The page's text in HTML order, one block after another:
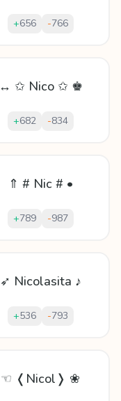
+656 -766
↔ ✩ Nico ✩ ♚
+682 -834
⇑ # Nic # •
+789 -987
➶ Nicolasita ♪
+536 -793
☜ ❬Nicol❭ ❀